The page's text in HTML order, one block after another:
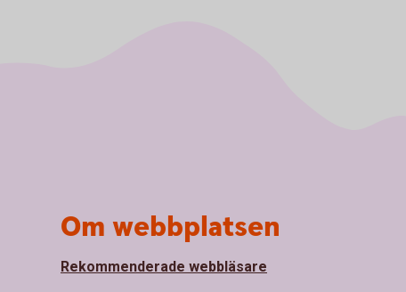
Om webbplatsen
Rekommenderade webbläsare